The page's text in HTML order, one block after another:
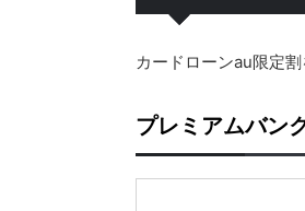
カードローンau限定
プレミアムバン